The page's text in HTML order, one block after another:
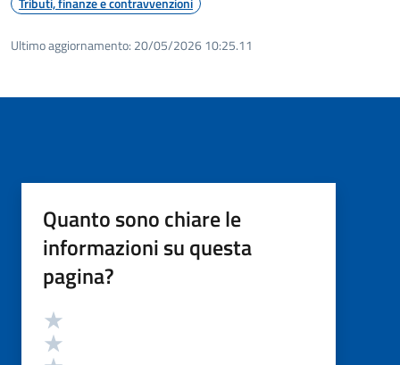
Ultimo aggiornamento: 20/05/2026 10:25.11
Quanto sono chiare le
informazioni su questa
pagina?
Valutazione